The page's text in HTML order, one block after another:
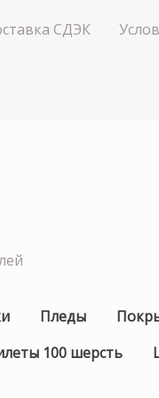
СДЭК
Пледы
100 шерсть